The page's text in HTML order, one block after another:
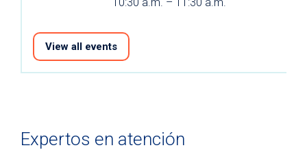
View all events
Expertos en atención